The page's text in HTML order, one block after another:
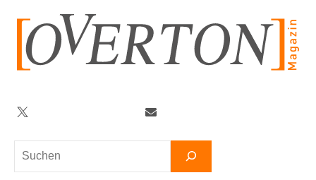
springen
Suchen
Twitter